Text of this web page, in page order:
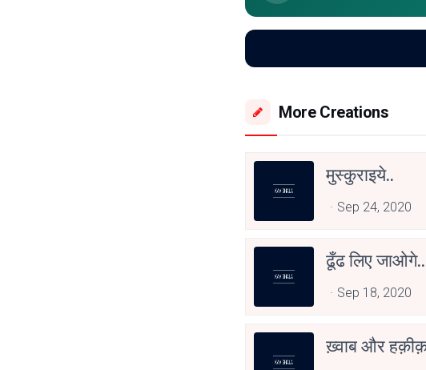
More Creations
मुस्कुराइये..
Sep 24, 2020
ढूँढ लिए जाओगे..
Sep 18, 2020
ख़्वाब और